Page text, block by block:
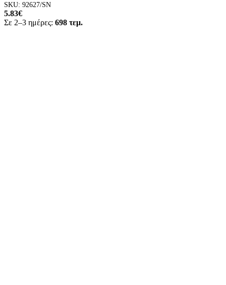
SKU: 92627/SN
5.83€
Σε 2–3 ημέρες: 698 τεμ.